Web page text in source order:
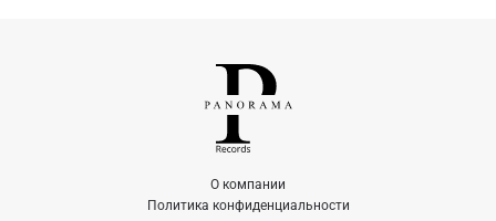
О компании
Политика конфиденциальности